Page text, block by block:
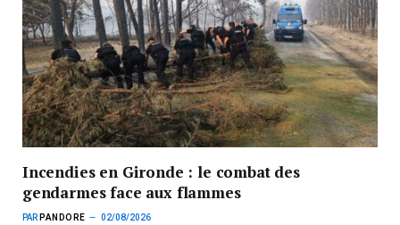
Incendies en Gironde : le combat des
gendarmes face aux flammes
PAR PANDORE 02/08/2026